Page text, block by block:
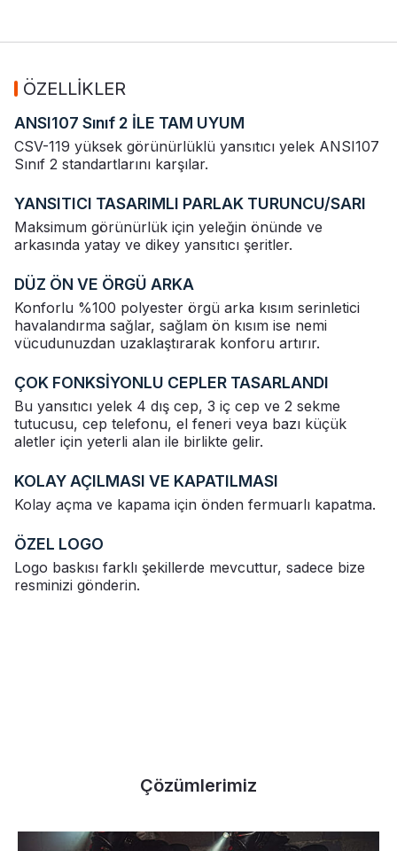
ÖZELLİKLER
ANSI107 Sınıf 2 İLE TAM UYUM
CSV-119 yüksek görünürlüklü yansıtıcı yelek ANSI107
Sınıf 2 standartlarını karşılar.
YANSITICI TASARIMLI PARLAK TURUNCU/SARI
Maksimum görünürlük için yeleğin önünde ve
arkasında yatay ve dikey yansıtıcı şeritler.
DÜZ ÖN VE ÖRGÜ ARKA
Konforlu %100 polyester örgü arka kısım serinletici
havalandırma sağlar, sağlam ön kısım ise nemi
vücudunuzdan uzaklaştırarak konforu artırır.
ÇOK FONKSİYONLU CEPLER TASARLANDI
Bu yansıtıcı yelek 4 dış cep, 3 iç cep ve 2 sekme
tutucusu, cep telefonu, el feneri veya bazı küçük
aletler için yeterli alan ile birlikte gelir.
KOLAY AÇILMASI VE KAPATILMASI
Kolay açma ve kapama için önden fermuarlı kapatma.
ÖZEL LOGO
Logo baskısı farklı şekillerde mevcuttur, sadece bize
resminizi gönderin.
Çözümlerimiz